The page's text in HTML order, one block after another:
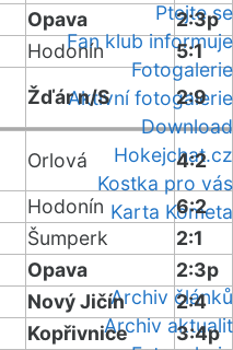
Ptejte se
Fan klub informuje
Fotogalerie
Aktivní fotogalerie
Download
Hokejchat.cz
Kostka pro vás
Karta Kometa
Archiv článků
Archiv aktualit
Opava
2:3p
Hodonín
5:1
Žďár n/S 2:9
Orlová
4:2
Hodonín
6:2
Šumperk
2:1
Opava
2:3p
Nový Jičín
2:4
Kopřivnice
3:4p